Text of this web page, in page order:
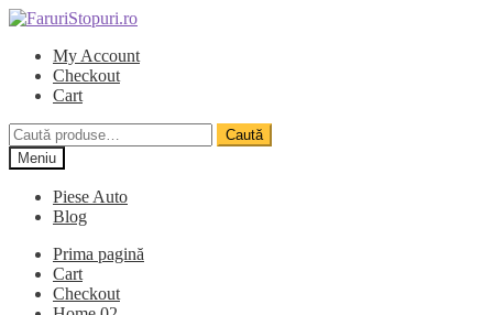
Sari
navigare
Sari
conținutMy Account
Checkout
Cart
Caută
după:
Caută
Meniu
Piese Auto
Blog
Prima pagină
Cart
Checkout